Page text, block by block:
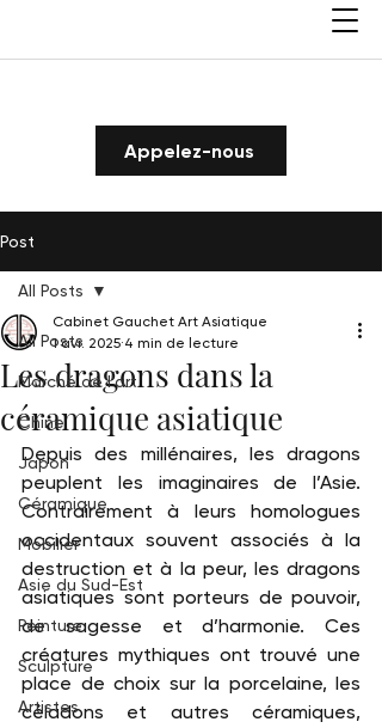
Appelez-nous
Post
All Posts
Marché de l'art
Chine
Japon
Céramique
Mobilier
Asie du Sud-Est
Peinture
Sculpture
Artistes
All Posts
Les dragons dans la
céramique asiatique
Cabinet Gauchet Art Asiatique
1 avr. 2025 4 min de lecture
Depuis des millénaires, les dragons
peuplent les imaginaires de l’Asie.
Contrairement à leurs homologues
occidentaux souvent associés à la
destruction et à la peur, les dragons
asiatiques sont porteurs de pouvoir,
de sagesse et d’harmonie. Ces
créatures mythiques ont trouvé une
place de choix sur la porcelaine, les
céladons et autres céramiques,